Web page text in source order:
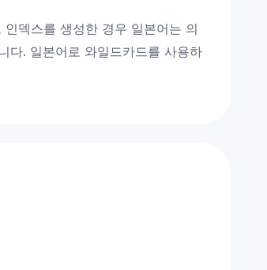
덱스를 생성한 경우 일본어는 의
다. 일본어로 와일드카드를 사용하